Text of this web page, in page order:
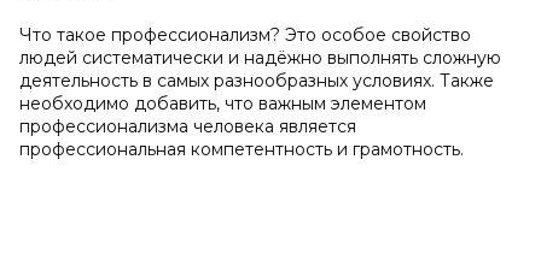
Что такое профессионализм? Это особое свойство
людей систематически и надёжно выполнять сложную
деятельность в самых разнообразных условиях. Также
необходимо добавить, что важным элементом
профессионализма человека является
профессиональная компетентность и грамотность.